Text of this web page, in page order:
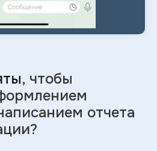
, чтобы
отчета